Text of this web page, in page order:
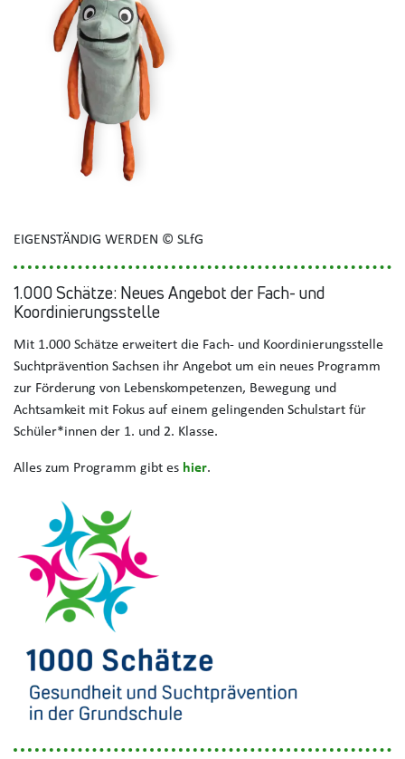
EIGENSTÄNDIG WERDEN © SLfG
1.000 Schätze: Neues Angebot der Fach- und
Koordinierungsstelle
Mit 1.000 Schätze erweitert die Fach- und Koordinierungsstelle
Suchtprävention Sachsen ihr Angebot um ein neues Programm
zur Förderung von Lebenskompetenzen, Bewegung und
Achtsamkeit mit Fokus auf einem gelingenden Schulstart für
Schüler*innen der 1. und 2. Klasse.
Alles zum Programm gibt es hier.